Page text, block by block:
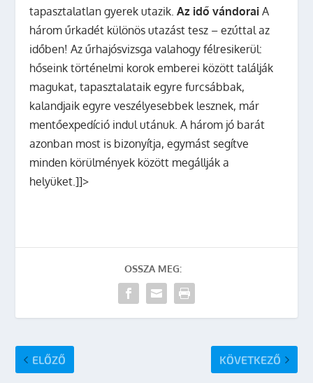
tapasztalatlan gyerek utazik.Az idő vándorai A
három űrkadét különös utazást tesz – ezúttal az
időben! Az űrhajósvizsga valahogy félresikerül:
hőseink történelmi korok emberei között találják
magukat, tapasztalataik egyre furcsábbak,
kalandjaik egyre veszélyesebbek lesznek, már
mentőexpedíció indul utánuk. A három jó barát
azonban most is bizonyítja, egymást segítve
minden körülmények között megállják a
helyüket.]]>
OSSZA MEG:
ELŐZŐ KÖVETKEZŐ